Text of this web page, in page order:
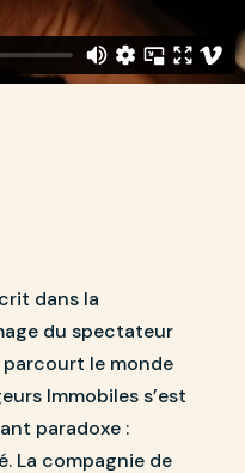
dans la
du spectateur
parcourt le monde
Immobiles s’est
paradoxe :
La compagnie de